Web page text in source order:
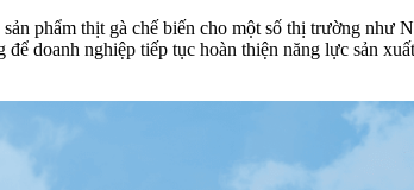
phẩm thịt gà chế biến cho một số thị trường
doanh nghiệp tiếp tục hoàn thiện năng lực sản